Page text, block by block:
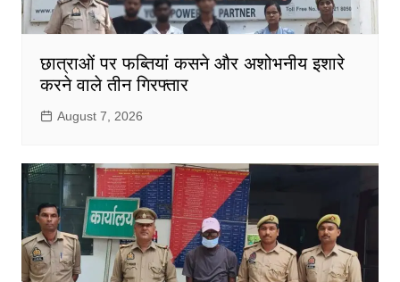
छात्राओं पर फब्तियां कसने और अशोभनीय इशारे
करने वाले तीन गिरफ्तार
August 7, 2026